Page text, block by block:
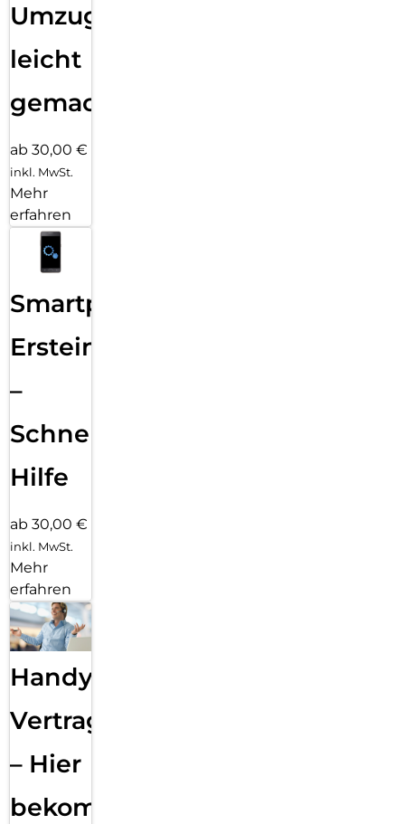
Umzug
leicht
gemacht!
ab 30,00 €
inkl. MwSt.
Mehr
erfahren
Smartphone
Ersteinrichtung
–
Schnelle
Hilfe
ab 30,00 €
inkl. MwSt.
Mehr
erfahren
Handy
Vertragsabwicklung
– Hier
bekommst